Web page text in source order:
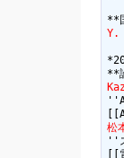
Y.
松
''